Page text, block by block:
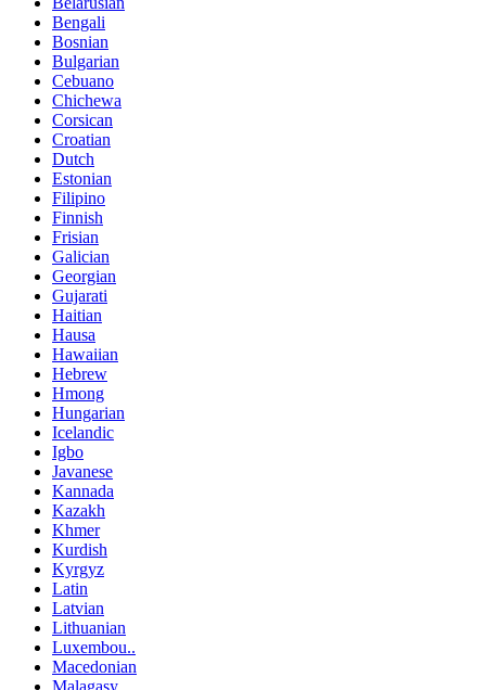
Bengali
Bosnian
Bulgarian
Cebuano
Chichewa
Corsican
Croatian
Dutch
Estonian
Filipino
Finnish
Frisian
Galician
Georgian
Gujarati
Haitian
Hausa
Hawaiian
Hebrew
Hmong
Hungarian
Icelandic
Igbo
Javanese
Kannada
Kazakh
Khmer
Kurdish
Kyrgyz
Latin
Latvian
Lithuanian
Luxembou..
Macedonian
Malagasy